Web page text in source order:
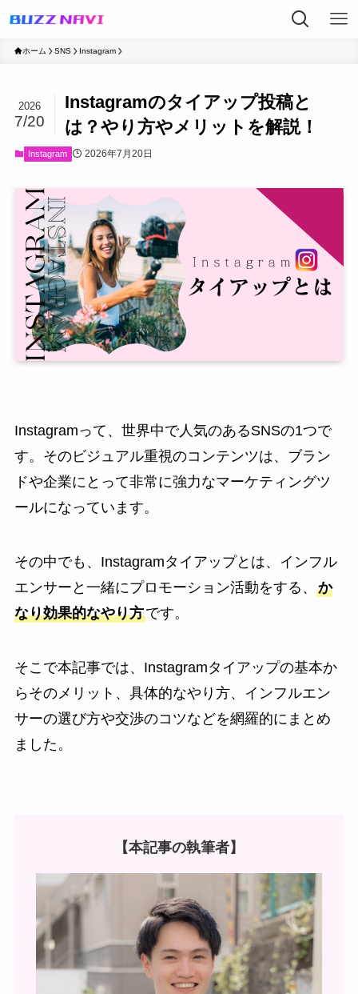
ホーム SNS Instagram
Instagramのタイアップ投稿と
は？やり方やメリットを解説！
2026
7/20
Instagram 2026年7月20日
Instagramって、世界中で人気のあるSNSの1つで
す。そのビジュアル重視のコンテンツは、ブラン
ドや企業にとって非常に強力なマーケティングツ
ールになっています。
その中でも、Instagramタイアップとは、インフル
エンサーと一緒にプロモーション活動をする、 か
なり効果的なやり方です。
そこで本記事では、Instagramタイアップの基本か
らそのメリット、具体的なやり方、インフルエン
サーの選び方や交渉のコツなどを網羅的にまとめ
ました。
【本記事の執筆者】